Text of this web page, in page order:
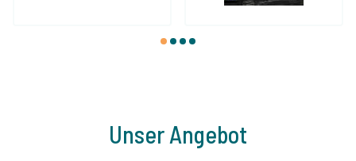
1 2 3 4
Unser Angebot